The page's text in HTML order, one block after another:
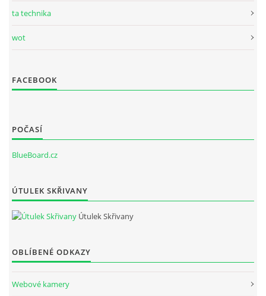
ta technika
wot
FACEBOOK
POČASÍ
BlueBoard.cz
ÚTULEK SKŘIVANY
Útulek Skřivany
OBLÍBENÉ ODKAZY
Webové kamery